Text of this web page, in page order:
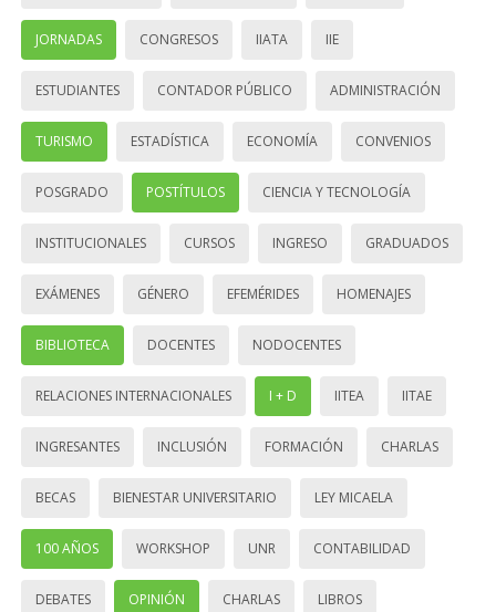
JORNADAS CONGRESOS IIATA IIE
ESTUDIANTES CONTADOR PÚBLICO ADMINISTRACIÓN
TURISMO ESTADÍSTICA ECONOMÍA CONVENIOS
POSGRADO POSTÍTULOS CIENCIA Y TECNOLOGÍA
INSTITUCIONALES CURSOS INGRESO GRADUADOS
EXÁMENES GÉNERO EFEMÉRIDES HOMENAJES
BIBLIOTECA DOCENTES NODOCENTES
RELACIONES INTERNACIONALES I + D IITEA IITAE
INGRESANTES INCLUSIÓN FORMACIÓN CHARLAS
BECAS BIENESTAR UNIVERSITARIO LEY MICAELA
100 AÑOS WORKSHOP UNR CONTABILIDAD
DEBATES OPINIÓN CHARLAS LIBROS